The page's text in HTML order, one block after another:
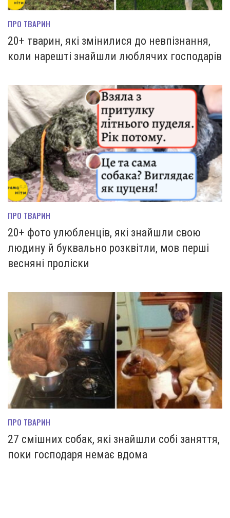
ПРО ТВАРИН
20+ тварин, які змінилися до невпізнання,
коли нарешті знайшли люблячих господарів
ПРО ТВАРИН
20+ фото улюбленців, які знайшли свою
людину й буквально розквітли, мов перші
весняні проліски
ПРО ТВАРИН
27 смішних собак, які знайшли собі заняття,
поки господаря немає вдома